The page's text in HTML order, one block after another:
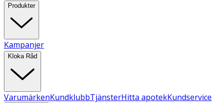
Produkter
Kampanjer
Kloka Råd
VarumärkenKundklubbTjänsterHitta apotekKundservice